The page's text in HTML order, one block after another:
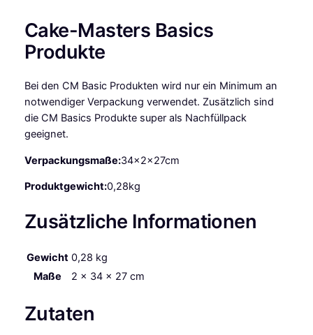
m
V
o
l
m
i
l
c
M
n
e
Cake-Masters Basics
Produkte
Bei den CM Basic Produkten wird nur ein Minimum an
notwendiger Verpackung verwendet. Zusätzlich sind
die CM Basics Produkte super als Nachfüllpack
geeignet.
Verpackungsmaße:34x2x27cm
Produktgewicht:0,28kg
Zusätzliche Informationen
Gewicht 0,28 kg
Maße
2 × 34 × 27 cm
Zutaten